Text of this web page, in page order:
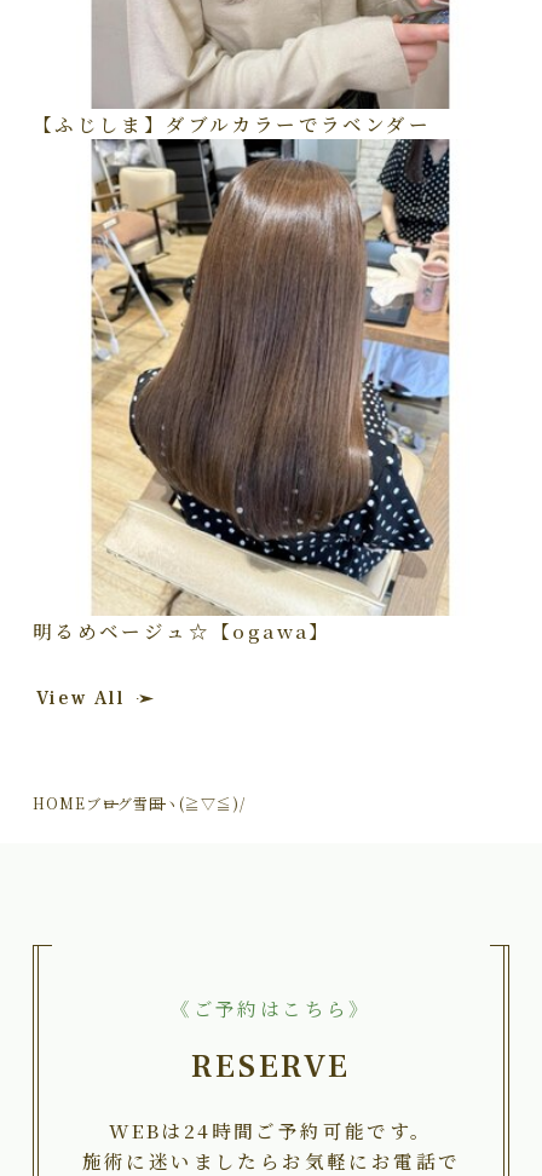
【ふじしま】ダブルカラーでラベンダー
明るめベージュ☆【ogawa】
View All
HOMEブログ雪国ヽ(≧▽≦)/
《ご予約はこちら》
RESERVE
WEBは24時間ご予約可能です。
施術に迷いましたらお気軽にお電話で